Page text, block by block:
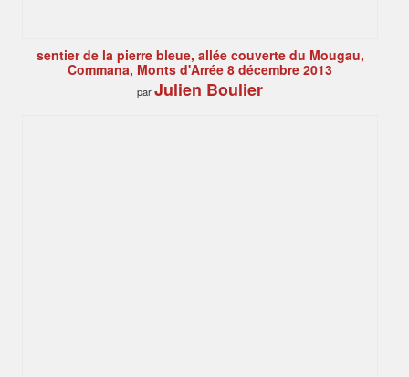
sentier de la pierre bleue, allée couverte du Mougau,
Commana, Monts d'Arrée 8 décembre 2013
parJulien Boulier